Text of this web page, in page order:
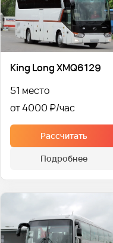
King Long XMQ6129
51 место
от 4000 ₽
Рассчитать
Подробнее